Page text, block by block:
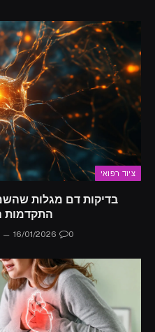
ציוד רפואי
בדיקות דם מגלות
התקדמות
16/01/2026 0